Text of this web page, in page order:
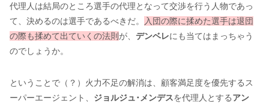
代理人は結局のところ選手の代理となって交渉を行う人物であっ
て、決めるのは選手であるべきだ。
入団の際に揉めた選手は退団
の際も揉めて出ていくの法則が、 デンベレにも当てはまっちゃう
のでしょうか。
ということで（？）火力不足の解消は、顧客満足度を優先するス
ーパーエージェント、 ジョルジュ･メンデスを代理人とするアン